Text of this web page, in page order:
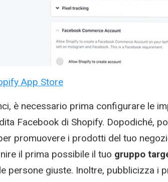
App Store
è necessario prima configurare le
Facebook di Shopify. Dopodiché,
promuovere i prodotti del tuo
il prima possibile il tuo gruppo
persone giuste. Inoltre, pubblicizza i